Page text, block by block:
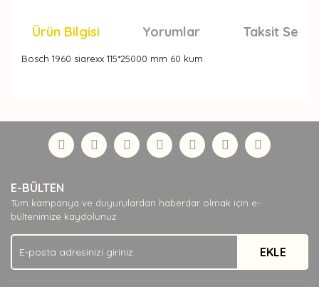
Ürün Bilgisi Yorumlar Taksit
Bosch 1960 siarexx 115*25000 mm 60 kum
Yorum Yaz
formunu kullanarak tarafımıza iletebilirsiniz.
Görüş ve önerileriniz için teşekkür ederiz.
Ürün açıklamasında eksik bilgiler bulunuyor.
Ürün bilgilerinde hatalar bulunuyor.
Ürün fiyatı diğer sitelerden daha pahalı.
Bu ürüne benzer farklı alternatifler olmalı.
E-BÜLTEN
Tüm kampanya ve duyurulardan haberdar olmak için e-
bültenimize kaydolunuz.
EKLE